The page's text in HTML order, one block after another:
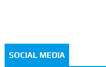
SOCIAL MEDIA